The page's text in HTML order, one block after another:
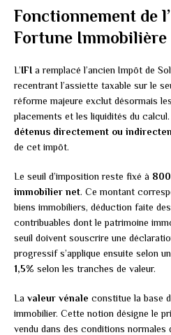
Fonctionnement de
Fortune Immobilière
L’IFI a remplacé l’ancien Impôt de
recentrant l’assiette taxable sur le
réforme majeure exclut désormais
placements et les liquidités du
détenus directement ou
de cet impôt.
Le seuil d’imposition reste fixé à
immobilier net. Ce montant
biens immobiliers, déduction faite
contribuables dont le patrimoine
seuil doivent souscrire une
progressif s’applique ensuite selon
1,5% selon les tranches de valeur.
La valeur vénale constitue la base
immobilier. Cette notion désigne le
vendu dans des conditions normales